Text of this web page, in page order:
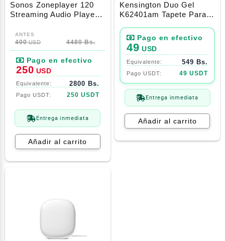
Sonos Zoneplayer 120
Streaming Audio Player –
400USD 4480 Bs.
El
precio
original
era:
400$.
250 USD
2800 Bs.
250 USDT
El
precio
actual
es:
250$.
Entrega inmediata
Añadir al carrito
Kensington Duo Gel
K62401am Tapete Para
Para MuñEca, Color
Azul, Azul
49 USD
549 Bs.
49 USDT
Entrega inmediata
Añadir al carrito